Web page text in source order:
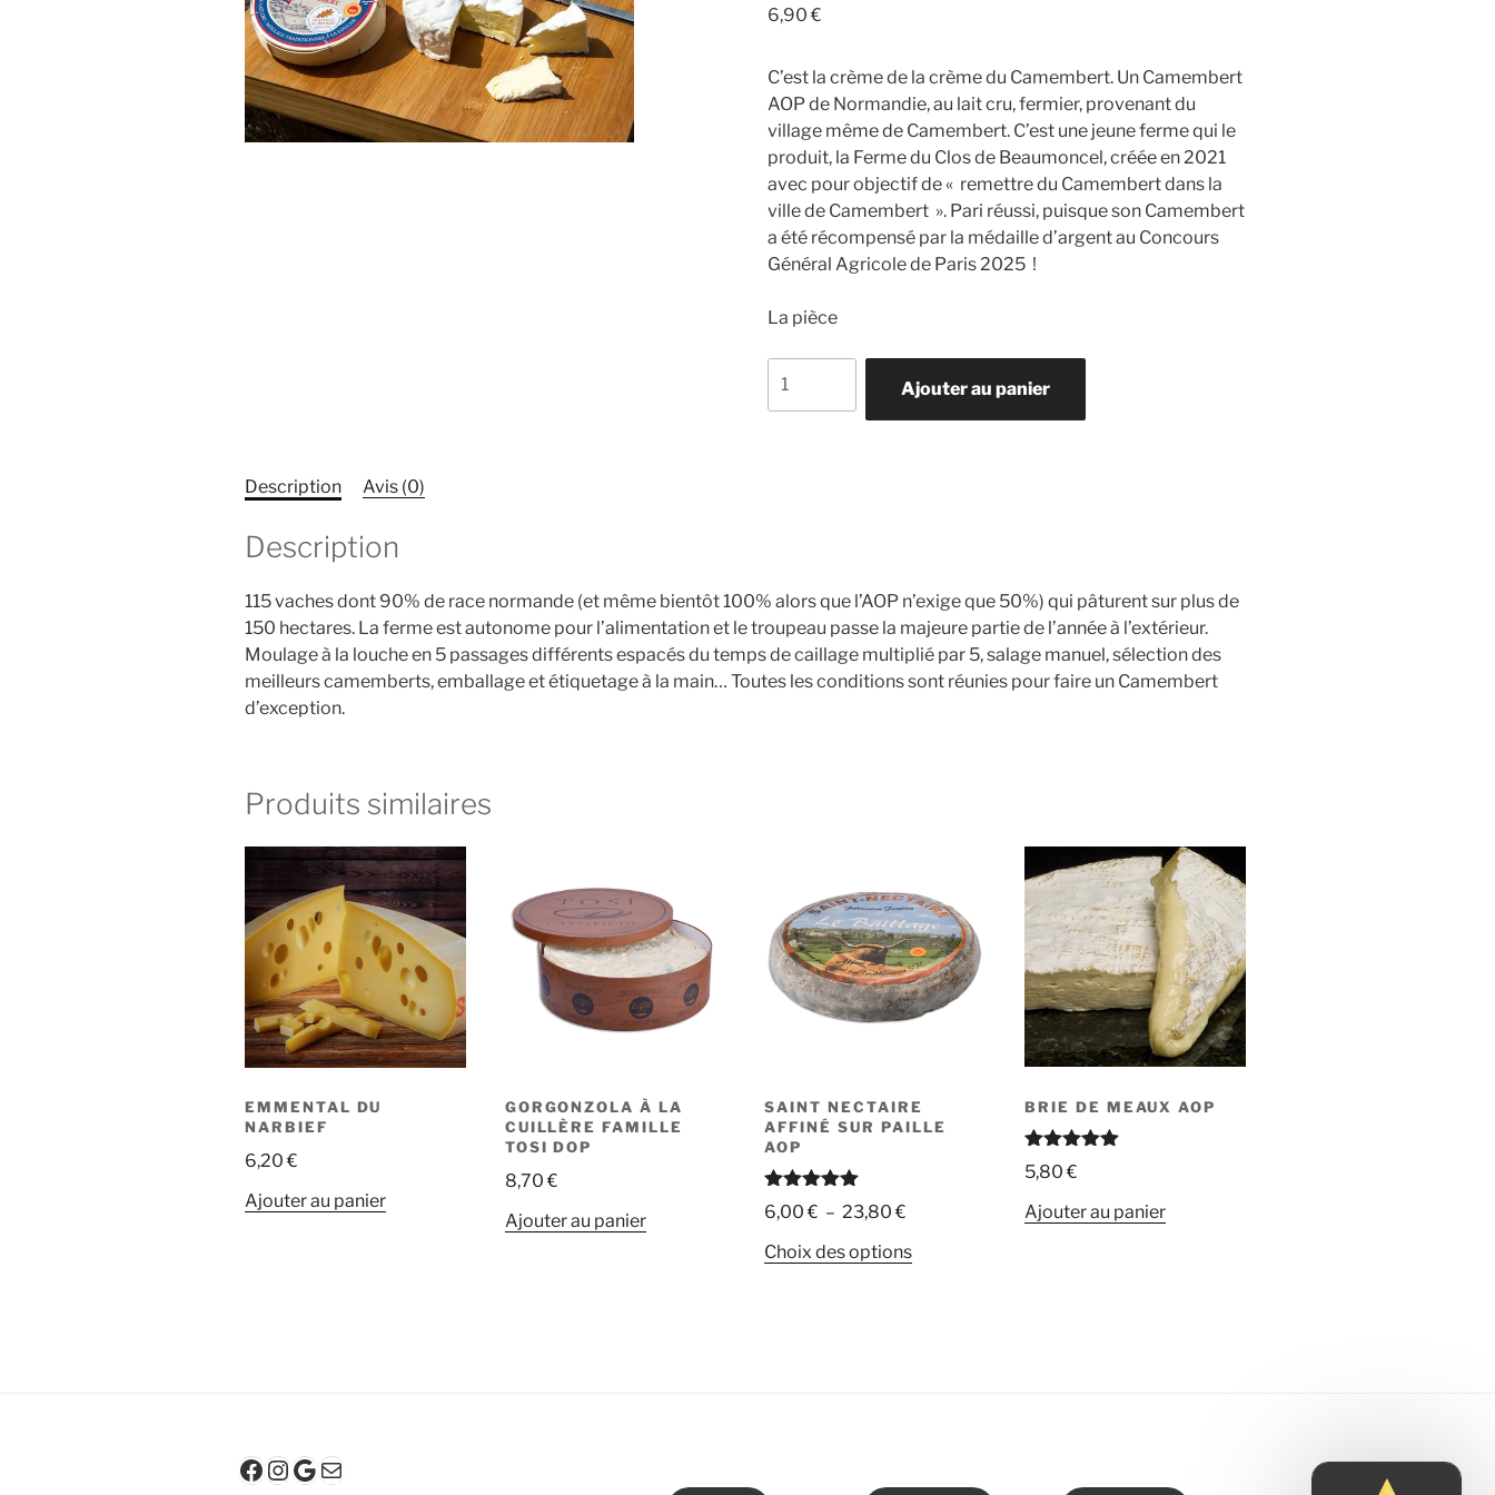
6,90€
C’est la crème de la crème du Camembert. Un Camembert
AOP de Normandie, au lait cru, fermier, provenant du
village même de Camembert. C’est une jeune ferme qui le
produit, la Ferme du Clos de Beaumoncel, créée en 2021
avec pour objectif de « remettre du Camembert dans la
ville de Camembert ». Pari réussi, puisque son Camembert
a été récompensé par la médaille d’argent au Concours
Général Agricole de Paris 2025 !
La pièce
de
Camembert
Ajouter au panier
Description Avis (0)
Description
115 vaches dont 90% de race normande (et même bientôt 100% alors que l’AOP n’exige que 50%) qui pâturent sur plus de
150 hectares. La ferme est autonome pour l’alimentation et le troupeau passe la majeure partie de l’année à l’extérieur.
Moulage à la louche en 5 passages différents espacés du temps de caillage multiplié par 5, salage manuel, sélection des
meilleurs camemberts, emballage et étiquetage à la main… Toutes les conditions sont réunies pour faire un Camembert
d’exception.
Produits similaires
EMMENTAL DU
NARBIEF
6,20€
Ajouter au panier
GORGONZOLA À LA
CUILLÈRE FAMILLE
TOSI DOP
8,70€
Ajouter au panier
SAINT NECTAIRE
AFFINÉ SUR PAILLE
AOP
Note 5.00
sur 5
6,00€ – 23,80€
prix :
Choix des optionsCe
BRIE DE MEAUX AOP
Note5.00
sur 5
5,80€
Ajouter au panier
Facebook
Instagram
Google
E-mail